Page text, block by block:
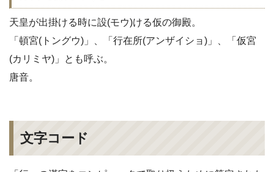
天皇が出掛ける時に設(モウ)ける仮の御殿。
「頓宮(トングウ)」、「行在所(アンザイショ)」、「仮宮
(カリミヤ)」とも呼ぶ。
唐音。
文字コード